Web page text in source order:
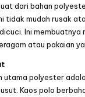
dari bahan
tidak mudah rusak
Ini membuatnya
atau pakaian
utama polyester
Kaos polo